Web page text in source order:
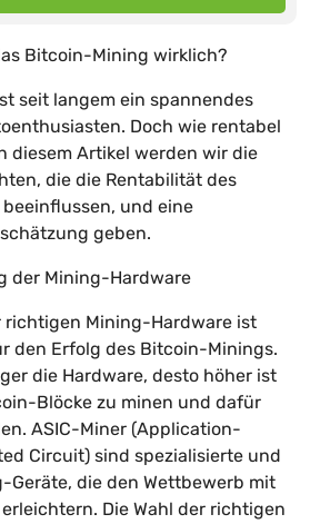
Bitcoin-Mining wirklich?
seit langem ein spannendes
Doch wie rentabel
diesem Artikel werden wir die
die die Rentabilität des
und eine
geben.
der Mining-Hardware
richtigen Mining-Hardware ist
den Erfolg des Bitcoin-Minings.
die Hardware, desto höher ist
Blöcke zu minen und dafür
ASIC-Miner (Application-
Circuit) sind spezialisierte und
Geräte, die den Wettbewerb mit
Die Wahl der richtigen